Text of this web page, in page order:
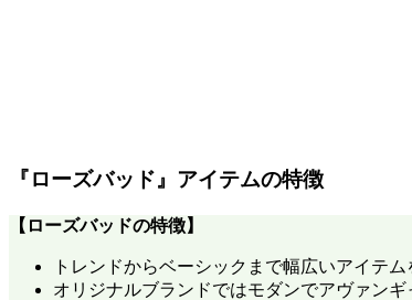
『ローズバッド』アイテムの特徴
【 ローズバッドの特徴】
トレンドからベーシックまで幅広いアイテム
オリジナルブランドではモダンでアヴァン